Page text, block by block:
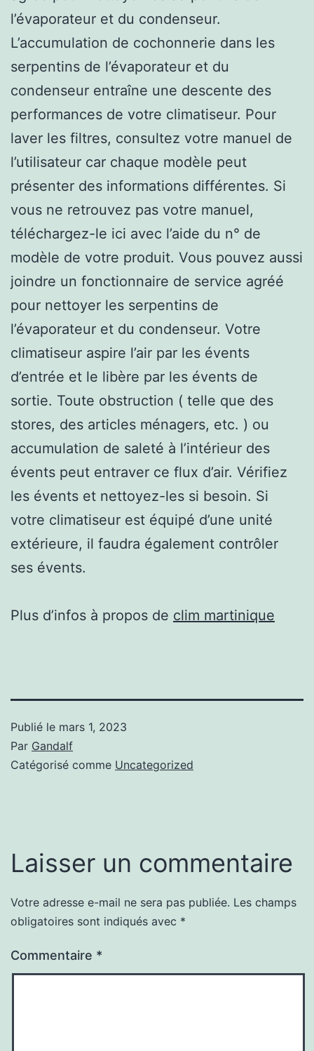
l’évaporateur et du condenseur.
L’accumulation de cochonnerie dans les
serpentins de l’évaporateur et du
condenseur entraîne une descente des
performances de votre climatiseur. Pour
laver les filtres, consultez votre manuel de
l’utilisateur car chaque modèle peut
présenter des informations différentes. Si
vous ne retrouvez pas votre manuel,
téléchargez-le ici avec l’aide du n° de
modèle de votre produit. Vous pouvez aussi
joindre un fonctionnaire de service agréé
pour nettoyer les serpentins de
l’évaporateur et du condenseur. Votre
climatiseur aspire l’air par les évents
d’entrée et le libère par les évents de
sortie. Toute obstruction ( telle que des
stores, des articles ménagers, etc. ) ou
accumulation de saleté à l’intérieur des
évents peut entraver ce flux d’air. Vérifiez
les évents et nettoyez-les si besoin. Si
votre climatiseur est équipé d’une unité
extérieure, il faudra également contrôler
ses évents.
Plus d’infos à propos de clim martinique
Publié le mars 1, 2023
Par Gandalf
Catégorisé comme Uncategorized
Laisser un commentaire
Votre adresse e-mail ne sera pas publiée. Les champs
obligatoires sont indiqués avec *
Commentaire *